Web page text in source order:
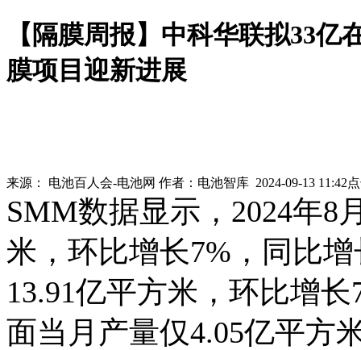
【隔膜周报】中科华联拟33
膜项目迎新进展
来源： 电池百人会-电池网 作者： 电池智库 2024-09-13 11:42
SMM数据显示，​2024年8
米，环比增长7%，同比
13.91亿平方米，环比增
面当月产量仅4.05亿平方